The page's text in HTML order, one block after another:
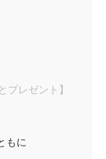
プレゼント】
もに